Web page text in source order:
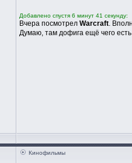
Добавлено спустя 6 минут 41 секунду:
Вчера посмотрел Warcraft.
Думаю, там дофига ещё чего есть
Кинофильмы